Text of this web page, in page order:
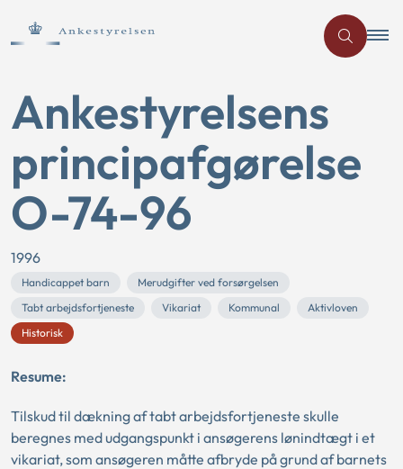
Ankestyrelsens
principafgørelse
O-74-96
1996
Handicappet barn
Merudgifter ved forsørgelsen
Tabt arbejdsfortjeneste
Vikariat Kommunal
Aktivloven
Historisk
Resume:
Tilskud til dækning af tabt arbejdsfortjeneste skulle
beregnes med udgangspunkt i ansøgerens lønindtægt i et
vikariat, som ansøgeren måtte afbryde på grund af barnets